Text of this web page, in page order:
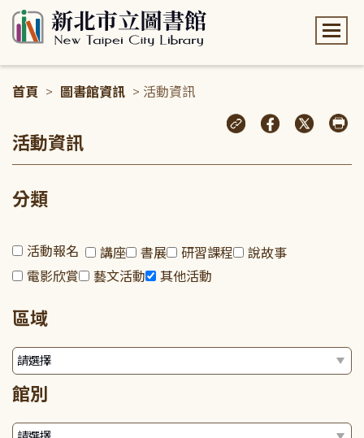
首頁 > 圖書館資訊 > 活動資訊
活動資訊
分類
活動報名 講座 書展 研習課程
說故事
電影欣賞
藝文活動 其他活動
區域
館別